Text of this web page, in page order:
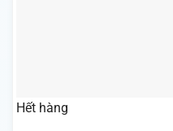
Hết hàng